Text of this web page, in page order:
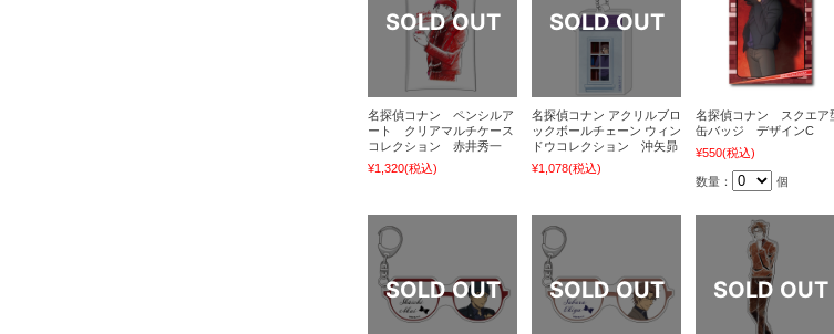
名探偵コナン ペンシルア
ート クリアマルチケース
コレクション 赤井秀一
¥1,320(税込)
名探偵コナン アクリルブロ
ックボールチェーン ウィン
ドウコレクション 沖矢昴
¥1,078(税込)
名探偵コナン スクエア
缶バッジ デザインC
¥550(税込)
数量： 個